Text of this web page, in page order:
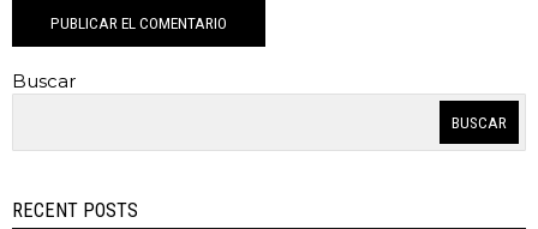
Buscar
BUSCAR
RECENT POSTS